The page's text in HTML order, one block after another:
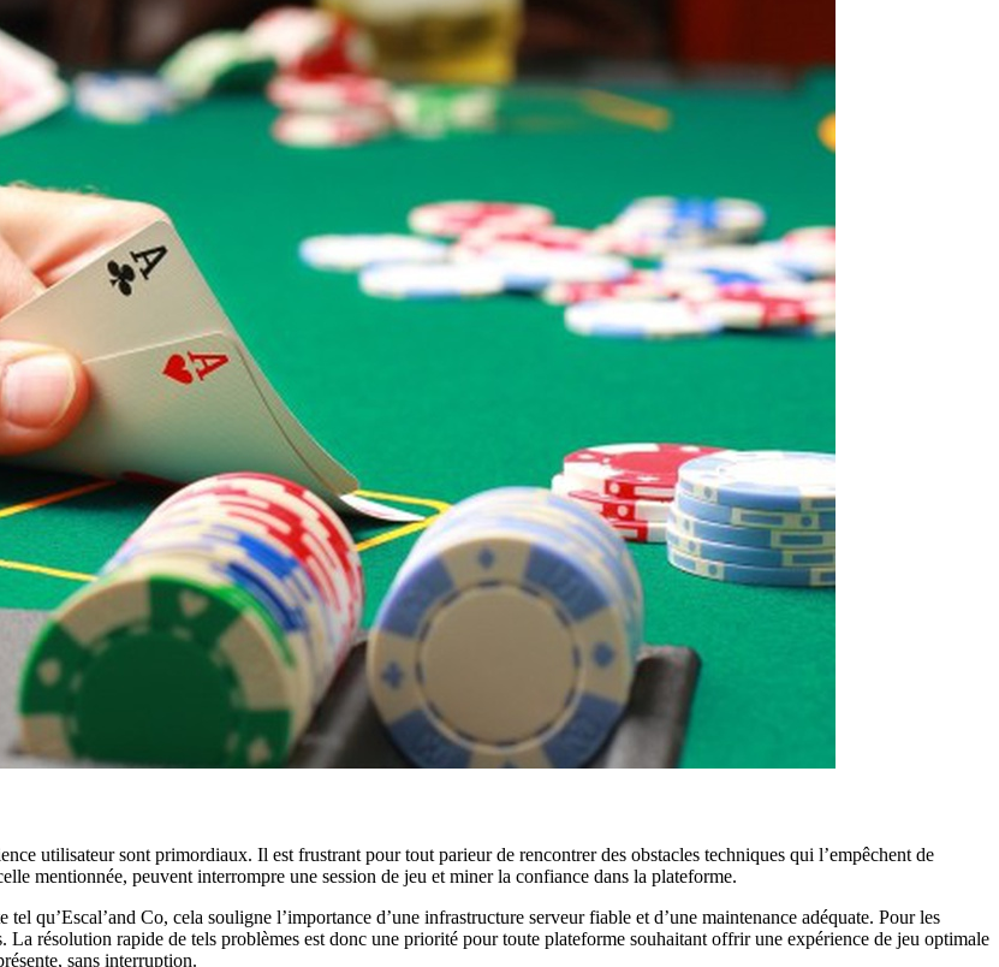
utilisateur sont primordiaux. Il est frustrant pour tout parieur de rencontrer des obstacles techniques qui l’empêchent de
mentionnée, peuvent interrompre une session de jeu et miner la confiance dans la plateforme.
qu’Escal’and Co, cela souligne l’importance d’une infrastructure serveur fiable et d’une maintenance adéquate. Pour les
La résolution rapide de tels problèmes est donc une priorité pour toute plateforme souhaitant offrir une expérience de jeu optimale
sans interruption.